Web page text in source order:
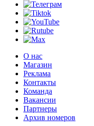
О нас
Магазин
Реклама
Контакты
Команда
Вакансии
Партнеры
Архив номеров